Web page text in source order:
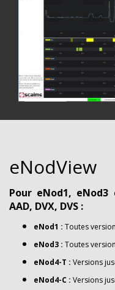
eNodView
Pour eNod1,
AAD, DVX, DVS :
eNod1 : Toutes
eNod3 : Toutes
eNod4-T : Versions
eNod4-C : Versions